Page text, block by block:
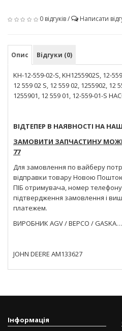
0 відгуків/ Написати
Опис Відгуки (0)
KH-12-559-02-S, KH1255902S, 12-
12 559 02 S, 12 559 02, 1255902, 12
1255901, 12 559 01, 12-559-01-S
ВІДТЕПЕР В НАЯВНОСТІ НА
ЗАМОВИТИ ЗАПЧАСТИНУ
77
Для замовлення по вайберу
відправки товару Новою
ПІБ отримувача, номер
підтвердження замовлення і
платежем.
ВИРОБНИК AGV / BEPCO / GASKA…
JOHN DEERE AM133627
Інформація